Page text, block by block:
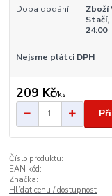
Doba dodání
Zboží
24:00
Nejsme plátci DPH
209 Kč/ks
Číslo produktu:
EAN kód:
Značka:
Hlídat cenu / dostupnost